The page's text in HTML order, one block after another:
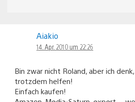
Aiakio
14. Apr. 2010 um 22:26
Bin zwar nicht Roland, aber ich
trotzdem helfen!
Einfach kaufen!